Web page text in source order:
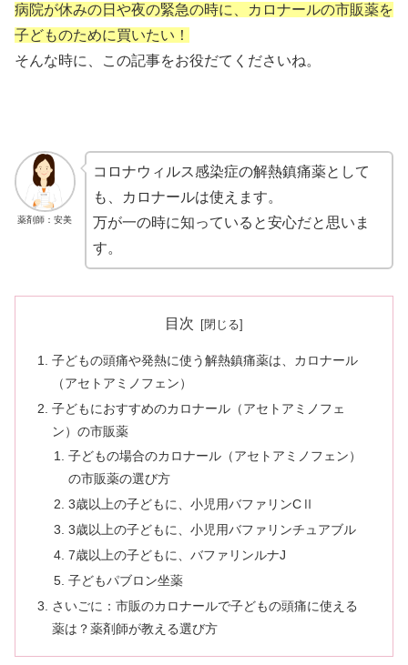
病院が休みの日や夜の緊急の時に、カロナールの市販薬を
子どものために買いたい！
そんな時に、この記事をお役だてくださいね。
薬剤師：安美
コロナウィルス感染症の解熱鎮痛薬として
も、カロナールは使えます。
万が一の時に知っていると安心だと思いま
す。
目次
子どもの頭痛や発熱に使う解熱鎮痛薬は、カロナール
（アセトアミノフェン）
子どもにおすすめのカロナール（アセトアミノフェ
ン）の市販薬
子どもの場合のカロナール（アセトアミノフェン）
の市販薬の選び方
3歳以上の子どもに、小児用バファリンCⅡ
3歳以上の子どもに、小児用バファリンチュアブル
7歳以上の子どもに、バファリンルナJ
子どもパブロン坐薬
さいごに：市販のカロナールで子どもの頭痛に使える
薬は？薬剤師が教える選び方